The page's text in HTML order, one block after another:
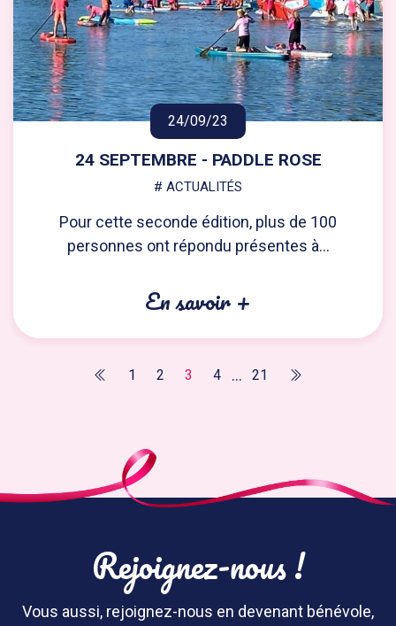
24/09/23
24 SEPTEMBRE - PADDLE ROSE
# ACTUALITÉS
Pour cette seconde édition, plus de 100
personnes ont répondu présentes à...
En savoir +
1 2 3 4 ... 21
Rejoignez-nous !
Vous aussi, rejoignez-nous en devenant bénévole,